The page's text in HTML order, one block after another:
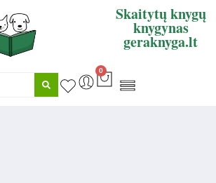
Skaitytų knygų
knygynas
geraknyga.lt
0